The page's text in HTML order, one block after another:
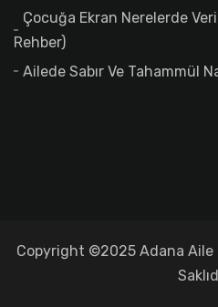
Çocuğa Ekran Nerelerde
Rehber)
Ailede Sabır Ve Tahammül
Copyright ©2025 Adana Aile